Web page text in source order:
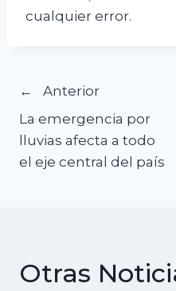
cualquier error.
Navegación
de
entradas
Anterior
La emergencia por
lluvias afecta a todo
el eje central del país
Otras